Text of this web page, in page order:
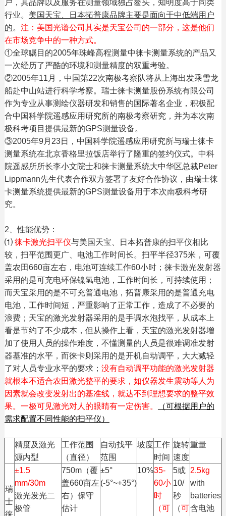
户，其品牌以及服务在测量领域独占鳌头，知明度高于同类
行业。 美国天宝、日本拓普康品牌主要是面向于中低端用户
的。 注：美国光谱公司其实是天宝公司的一部分，这是他们
在市场竞争中的一种方式。
①全球瞩目的2005年珠峰高程测量中徕卡测量系统的产品又
一次经历了严酷的环境和测量精度的双重考验。
②2005年11月，中国第22次南极考察队将从上海出发乘雪龙
船赴中山站进行科学考察。瑞士徕卡测量股份系统有限公司
作为专业从事测绘仪器研发和销售的国际著名企业，积极配
合中国科学院遥感应用研究所的南极考察研究，并为本次南
极科考项目提供最新的GPS测量设备。
③2005年9月23日，中国科学院遥感应用研究所与瑞士徕卡
测量系统在北京香格里拉饭店举行了隆重的签约仪式。中科
院遥感所所长李小文院士和徕卡测量系统大中华区总裁Peter
Lippmann先生代表合作双方签署了友好合作协议，由瑞士徕
卡测量系统提供最新的GPS测量设备用于本次南极科考研
究。
2、性能优势：
⑴ 徕卡激光扫平仪与美国天宝、日本拓普康的扫平仪相比
较，扫平范围更广、电池工作时间长。扫平半径375米，可覆
盖农田660亩左右，电池可连续工作60小时；徕卡激光发射器
采用的是可充电环保镍氢电池，工作时间长，可持续使用；
而天宝采用的是不可充普通电池，拓普康采用的是普通充电
电池，工作时间短，严重影响了正常工作，造成了不必要的
浪费；天宝的激光发射器采用的是手调水泡找平，从成本上
看是节约了不少成本，但从操作上看，天宝的激光发射器增
加了使用人员的操作难度，不懂测量的人员是很难调准发射
器基准的水平，而徕卡则采用的是开机自动调平，大大减轻
了对人员专业水平的要求； 没有自动调平功能的激光发射器
就根本不适合农田激光整平的要求，如仪器发生震动等人为
因素就会改变发射出的基准线，就达不到理想要求的整平效
果。一极可见激光对人的眼睛有一定伤害。
（可根据用户的
需求配置不同性能的扫平仪）
精度及激光
源内型
工作范围
（直径）
自动找平
范围
坡度工作
时间
旋转
速度
重量
瑞
士
徕
±1.5
mm/30m
激光发光二
极管
750m（覆
盖660亩左
右）保守
估计
±5°
(-5°~+35°)
10%35-
60小
时
（可
5或
10/
秒
（可
2.5kg
with
batteries
含电池